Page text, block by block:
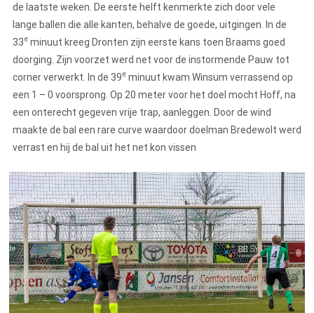
de laatste weken. De eerste helft kenmerkte zich door vele
lange ballen die alle kanten, behalve de goede, uitgingen. In de
33e minuut kreeg Dronten zijn eerste kans toen Braams goed
doorging. Zijn voorzet werd net voor de instormende Pauw tot
corner verwerkt. In de 39e minuut kwam Winsum verrassend op
een 1 – 0 voorsprong. Op 20 meter voor het doel mocht Hoff, na
een onterecht gegeven vrije trap, aanleggen. Door de wind
maakte de bal een rare curve waardoor doelman Bredewolt werd
verrast en hij de bal uit het net kon vissen